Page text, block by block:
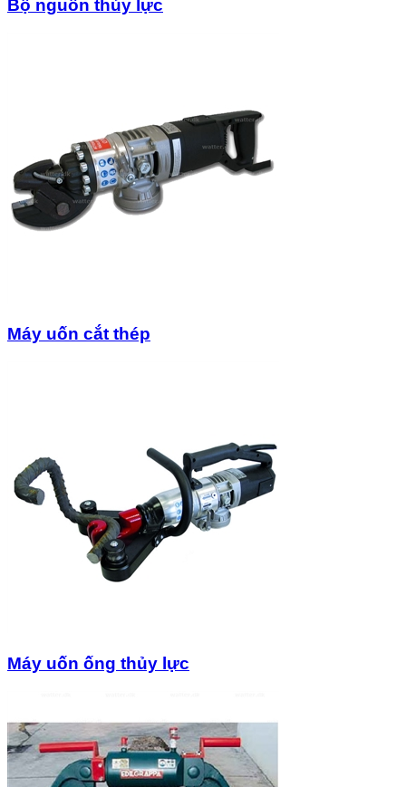
Bộ nguồn thủy lực
Máy uốn cắt thép
Máy uốn ống thủy lực